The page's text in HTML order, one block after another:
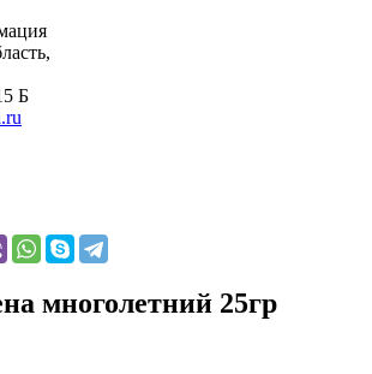
Б
многолетний 25гр